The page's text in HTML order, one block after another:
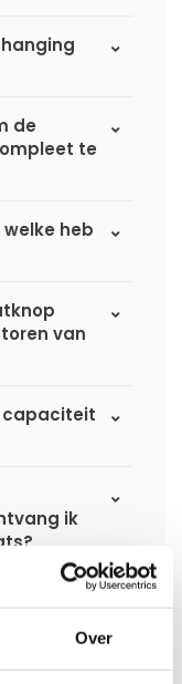
Over
de
te
heb
van
capaciteit
ik